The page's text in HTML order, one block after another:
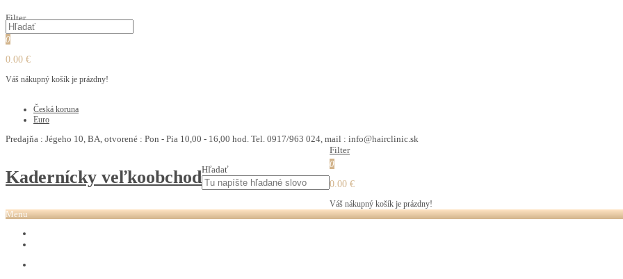
Filter
0
0.00 €
Váš nákupný košík je prázdny!
Česká koruna
Euro
Predajňa : Jégeho 10, BA, otvorené : Pon - Pia 10,00 - 16,00 hod. Tel. 0917/963 024, mail : info@hairclinic.sk
Kadernícky veľkoobchodHľadať
Filter
0
0.00 €
Váš nákupný košík je prázdny!
Menu